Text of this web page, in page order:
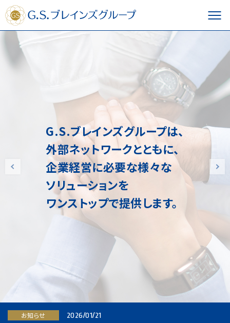
G.S.ブレインズグループは、
外部ネットワークとともに、
企業経営に必要な様々な
ソリューションを
ワンストップで提供します。
お知らせ 2026/01/21